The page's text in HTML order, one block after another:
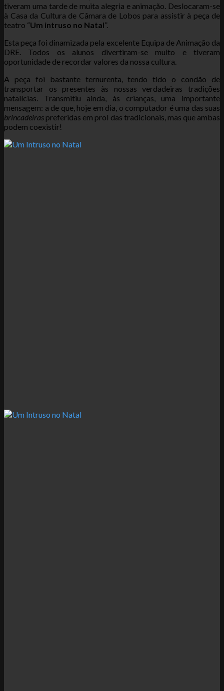
tiveram uma tarde de muita alegria e animação. Deslocaram-se
à Casa da Cultura de Câmara de Lobos para assistir à peça de
teatro “Um intruso no Natal”.
Esta peça foi dinamizada pela excelente Equipa de Animação da
DRE. Todos os alunos divertiram-se muito e tiveram
oportunidade de recordar valores da nossa cultura.
A peça foi bastante ternurenta, tendo tido o condão de
transportar os presentes às nossas verdadeiras tradições
natalícias. Transmitiu ainda, às crianças, uma importante
mensagem: a de que, hoje em dia, o computador é uma das suas
brincadeiras preferidas em prol das tradicionais, mas que ambas
podem coexistir!